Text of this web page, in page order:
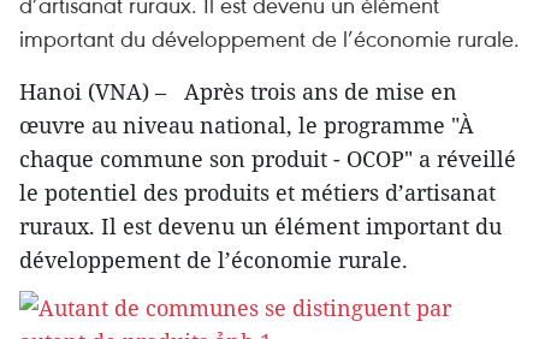
important du développement de l’économie rurale.
Hanoi (VNA) – Après trois ans de mise en
œuvre au niveau national, le programme "À
chaque commune son produit - OCOP" a réveillé
le potentiel des produits et métiers d’artisanat
ruraux. Il est devenu un élément important du
développement de l’économie rurale.